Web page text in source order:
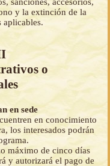
sanciones, accesorios,
y la extinción de la
aplicables.
o
en sede
en conocimiento
los interesados podrán
máximo de cinco días
y autorizará el pago de